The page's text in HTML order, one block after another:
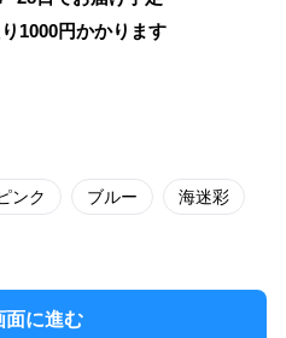
1000円かかります
ンク ブルー 海迷彩
面に進む